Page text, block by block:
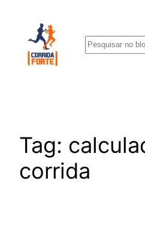
conteúdo
Pesquisar
Tag:
corrida